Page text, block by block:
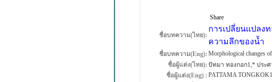
Share
ชื่อบทความ(ไทย):
การเปลี่ยนแปลงท
ความลึกของน้ำ
ชื่อบทความ(Eng): Morphological changes
ชื่อผู้แต่ง(ไทย): ปัทมา ทองกอก1,* ประ
ชื่อผู้แต่ง(Eng) : PATTAMA